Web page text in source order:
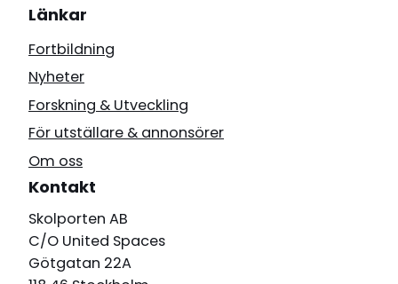
Länkar
Fortbildning
Nyheter
Forskning & Utveckling
För utställare & annonsörer
Om oss
Kontakt
Skolporten AB
C/O United Spaces
Götgatan 22A